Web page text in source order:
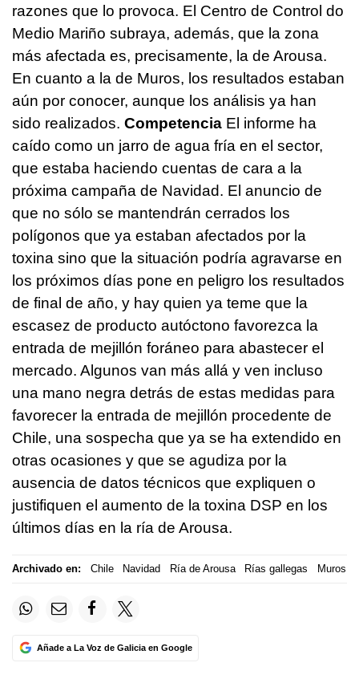
razones que lo provoca. El Centro de Control do
Medio Mariño subraya, además, que la zona
más afectada es, precisamente, la de Arousa.
En cuanto a la de Muros, los resultados estaban
aún por conocer, aunque los análisis ya han
sido realizados. Competencia El informe ha
caído como un jarro de agua fría en el sector,
que estaba haciendo cuentas de cara a la
próxima campaña de Navidad. El anuncio de
que no sólo se mantendrán cerrados los
polígonos que ya estaban afectados por la
toxina sino que la situación podría agravarse en
los próximos días pone en peligro los resultados
de final de año, y hay quien ya teme que la
escasez de producto autóctono favorezca la
entrada de mejillón foráneo para abastecer el
mercado. Algunos van más allá y ven incluso
una mano negra detrás de estas medidas para
favorecer la entrada de mejillón procedente de
Chile, una sospecha que ya se ha extendido en
otras ocasiones y que se agudiza por la
ausencia de datos técnicos que expliquen o
justifiquen el aumento de la toxina DSP en los
últimos días en la ría de Arousa.
Archivado en: Chile Navidad Ría de Arousa Rías gallegas Muros
Añade a La Voz de Galicia en Google